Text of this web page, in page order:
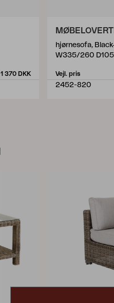
1 370 DKK
hjørnesofa,
W335/260
Vejl. pris
2452-820